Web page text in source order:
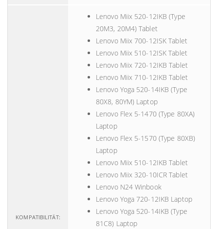
KOMPATIBILITÄT:
Lenovo Miix 520-12IKB (Type
20M3, 20M4) Tablet
Lenovo Miix 700-12ISK Tablet
Lenovo Miix 510-12ISK Tablet
Lenovo Miix 720-12IKB Tablet
Lenovo Miix 710-12IKB Tablet
Lenovo Yoga 520-14IKB (Type
80X8, 80YM) Laptop
Lenovo Flex 5-1470 (Type 80XA)
Laptop
Lenovo Flex 5-1570 (Type 80XB)
Laptop
Lenovo Miix 510-12IKB Tablet
Lenovo Miix 320-10ICR Tablet
Lenovo N24 Winbook
Lenovo Yoga 720-12IKB Laptop
Lenovo Yoga 520-14IKB (Type
81C8) Laptop